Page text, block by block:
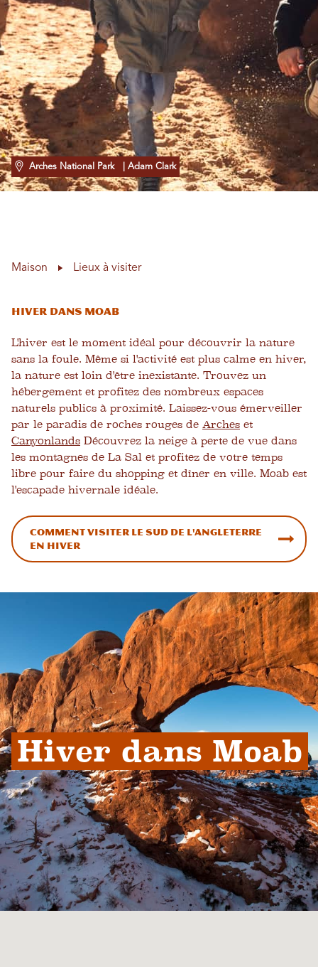
Arches National Park | Adam Clark
Maison Lieux à visiter
Hiver dans Moab
L'hiver est le moment idéal pour découvrir la nature
sans la foule. Même si l'activité est plus calme en hiver,
la nature est loin d'être inexistante. Trouvez un
hébergement et profitez des nombreux espaces
naturels publics à proximité. Laissez-vous émerveiller
par le paradis de roches rouges de Arches et
Canyonlands Découvrez la neige à perte de vue dans
les montagnes de La Sal et profitez de votre temps
libre pour faire du shopping et dîner en ville. Moab est
l'escapade hivernale idéale.
Comment visiter le sud de l'Angleterre
en hiver
Hiver dans Moab